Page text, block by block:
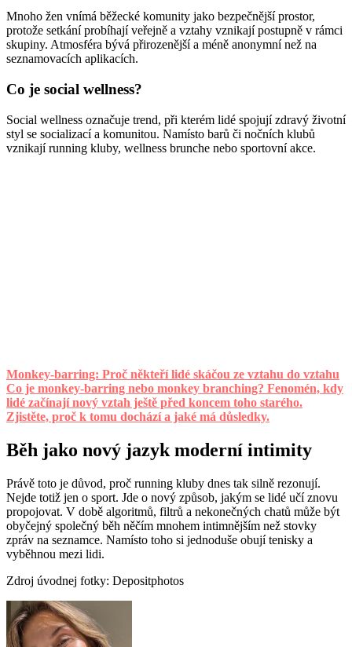
Mnoho žen vnímá běžecké komunity jako bezpečnější prostor,
protože setkání probíhají veřejně a vztahy vznikají postupně v rámci
skupiny. Atmosféra bývá přirozenější a méně anonymní než na
seznamovacích aplikacích.
Co je social wellness?
Social wellness označuje trend, při kterém lidé spojují zdravý životní
styl se socializací a komunitou. Namísto barů či nočních klubů
vznikají running kluby, wellness brunche nebo sportovní akce.
Monkey-barring: Proč někteří lidé skáčou ze vztahu do vztahu
Co je monkey-barring nebo monkey branching? Fenomén, kdy
lidé začínají nový vztah ještě před koncem toho starého.
Zjistěte, proč k tomu dochází a jaké má důsledky.
Běh jako nový jazyk moderní intimity
Právě toto je důvod, proč running kluby dnes tak silně rezonují.
Nejde totiž jen o sport. Jde o nový způsob, jakým se lidé učí znovu
propojovat. V době algoritmů, filtrů a nekonečných chatů může být
obyčejný společný běh něčím mnohem intimnějším než stovky
zpráv na seznamce. Namísto toho si jednoduše obují tenisky a
vyběhnou mezi lidi.
Zdroj úvodnej fotky: Depositphotos